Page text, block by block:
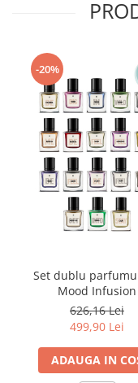
-20%
Set dublu
Mood Infusion
626,16 Lei
499,90 Lei
ADAUGA IN